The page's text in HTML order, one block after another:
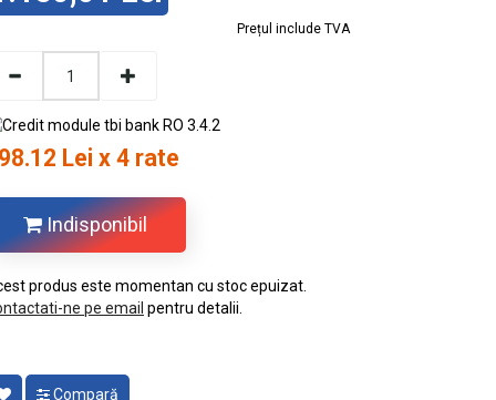
Prețul include TVA
Lei x 4 rate
Indisponibil
produs este momentan cu stoc epuizat.
ne pe email pentru detalii.
Compară